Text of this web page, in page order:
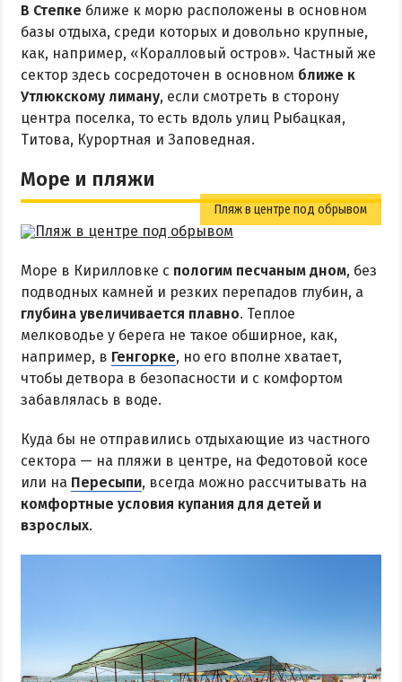
Каролино-Бугаз
Лазурное
Скадовск
Хорлы
СЛУЖБА БРОНИРОВАНИЯ
В Степке ближе к морю расположены в основном
базы отдыха, среди которых и довольно крупные,
как, например, «Коралловый остров». Частный же
сектор здесь сосредоточен в основном ближе к
Утлюкскому лиману, если смотреть в сторону
центра поселка, то есть вдоль улиц Рыбацкая,
Титова, Курортная и Заповедная.
Море и пляжи
Пляж в центре под обрывом
Море в Кирилловке с пологим песчаным дном, без
подводных камней и резких перепадов глубин, а
глубина увеличивается плавно. Теплое
мелководье у берега не такое обширное, как,
например, в Генгорке, но его вполне хватает,
чтобы детвора в безопасности и с комфортом
забавлялась в воде.
Куда бы не отправились отдыхающие из частного
сектора — на пляжи в центре, на Федотовой косе
или на Пересыпи, всегда можно рассчитывать на
комфортные условия купания для детей и
взрослых.